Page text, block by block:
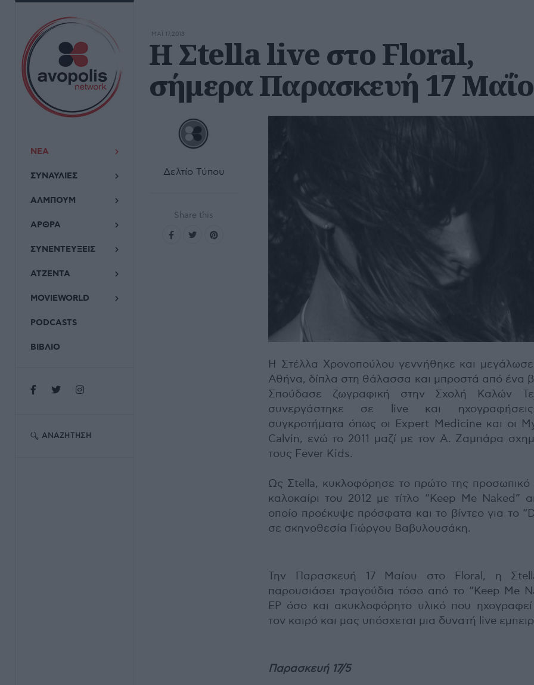
ΝΕΑ
ΣΥΝΑΥΛΙΕΣ
ΑΛΜΠΟΥΜ
ΑΡΘΡΑ
ΣΥΝΕΝΤΕΥΞΕΙΣ
ΑΤΖΕΝΤΑ
MOVIEWORLD
PODCASTS
ΒΙΒΛΙΟ
ΑΝΑΖΉΤΗΣΗ
ΜΆΙ 17,2013
Η Σtella live στο Floral,
σήμερα Παρασκευή 17
Δελτίο Τύπου
Share this
Η Στέλλα Χρονοπούλου γεννήθηκε και
Αθήνα, δίπλα στη θάλασσα και μπροστά από ένα
Σπούδασε ζωγραφική στην Σχολή Καλών
συνεργάστηκε σε live και
συγκροτήματα όπως οι Expert Medicine και οι
Calvin, ενώ το 2011 μαζί με τον Α. Ζαμπάρα
τους Fever Kids.
Ως Σtella, κυκλοφόρησε το πρώτο της προσωπικό
καλοκαίρι του 2012 με τίτλο “Keep Me Naked”
οποίο προέκυψε πρόσφατα και το βίντεο για το
σε σκηνοθεσία Γιώργου Βαβυλουσάκη.
Την Παρασκευή 17 Μαίου στο Floral, η
παρουσιάσει τραγούδια τόσο από το “Keep Me
EP όσο και ακυκλοφόρητο υλικό που
τον καιρό και μας υπόσχεται μια δυνατή live
Παρασκευή 17/5